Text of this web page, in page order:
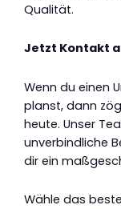
Qualität.
Jetzt Kontakt
Wenn du einen
planst, dann
heute. Unser
unverbindliche
dir ein
Wähle das